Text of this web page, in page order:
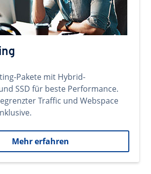
Pakete mit Hybrid-
SSD für beste Performance.
Traffic und Webspace
Mehr erfahren